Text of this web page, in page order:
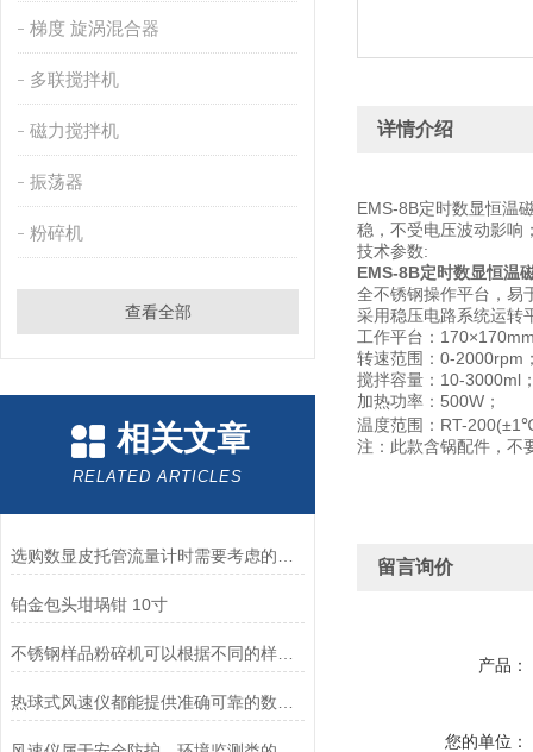
梯度 旋涡混合器
多联搅拌机
磁力搅拌机
振荡器
粉碎机
查看全部
相关文章
RELATED ARTICLES
铂金包头坩埚钳 10寸
不锈钢样品粉碎机可以根据不同的样品和工艺要求进行定制和优化
详情介绍
EMS-8B定时数显恒温
稳，不受电压波动影响
技术参数:
EMS-8B定时数显恒温
全不锈钢操作平台，易
采用稳压电路系统运转
工作平台：
转速范围：0-2000rpm
搅拌容量：10-3000ml
加热功率：500W；
温度范围：RT-
注：此款含锅配件，不
留言询价
产品：
您的单位：